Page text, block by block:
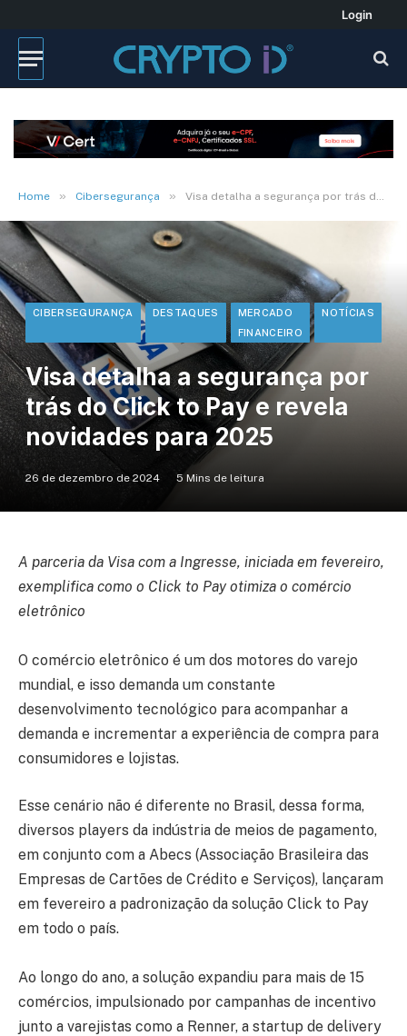
Login
Home » Cibersegurança » Visa detalha a segurança por trás do Click to Pay e revela novidades para 2025
CIBERSEGURANÇA DESTAQUES
MERCADO
FINANCEIRO
NOTÍCIAS
Visa detalha a segurança por
trás do Click to Pay e revela
novidades para 2025
26 de dezembro de 2024 5 Mins de leitura
A parceria da Visa com a Ingresse, iniciada em fevereiro,
exemplifica como o Click to Pay otimiza o comércio
eletrônico
O comércio eletrônico é um dos motores do varejo
mundial, e isso demanda um constante
desenvolvimento tecnológico para acompanhar a
demanda e incrementar a experiência de compra para
consumidores e lojistas.
Esse cenário não é diferente no Brasil, dessa forma,
diversos players da indústria de meios de pagamento,
em conjunto com a Abecs (Associação Brasileira das
Empresas de Cartões de Crédito e Serviços), lançaram
em fevereiro a padronização da solução Click to Pay
em todo o país.
Ao longo do ano, a solução expandiu para mais de 15
comércios, impulsionado por campanhas de incentivo
junto a varejistas como a Renner, a startup de delivery